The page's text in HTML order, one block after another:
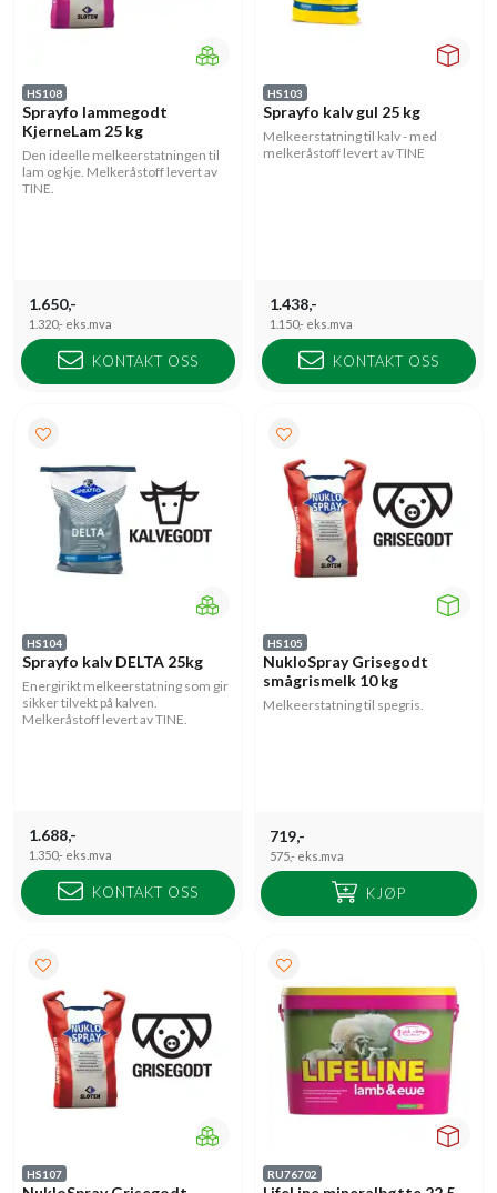
HS108
Sprayfo lammegodt
KjerneLam 25 kg
Den ideelle melkeerstatningen til
lam og kje. Melkeråstoff levert av
TINE.
1.650,-
1.320,- eks.mva
KONTAKT OSS
HS103
Sprayfo kalv gul 25 kg
Melkeerstatning til kalv - med
melkeråstoff levert av TINE
1.438,-
1.150,- eks.mva
KONTAKT OSS
HS104
Sprayfo kalv DELTA 25kg
Energirikt melkeerstatning som gir
sikker tilvekt på kalven.
Melkeråstoff levert av TINE.
1.688,-
1.350,- eks.mva
KONTAKT OSS
HS105
NukloSpray Grisegodt
smågrismelk 10 kg
Melkeerstatning til spegris.
719,-
575,- eks.mva
KJØP
HS107 RU76702